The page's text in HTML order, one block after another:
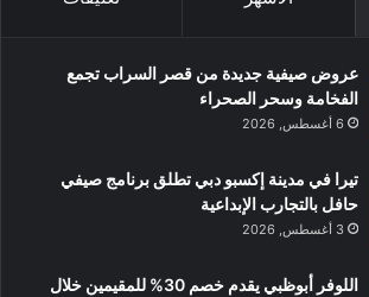
عروض صيفية جديدة من قصر السراب تجمع
الفخامة وسحر الصحراء
6 أغسطس, 2026
تيرا في مدينة إكسبو دبي تطلق برنامج صيفي
حافل بالتجارب الإبداعية
3 أغسطس, 2026
اللوفر أبوظبي يقدم خصم 30% للمقيمين خلال